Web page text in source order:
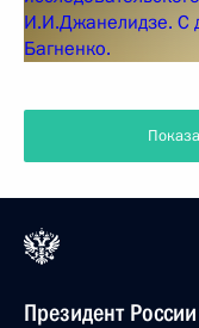
Президент России